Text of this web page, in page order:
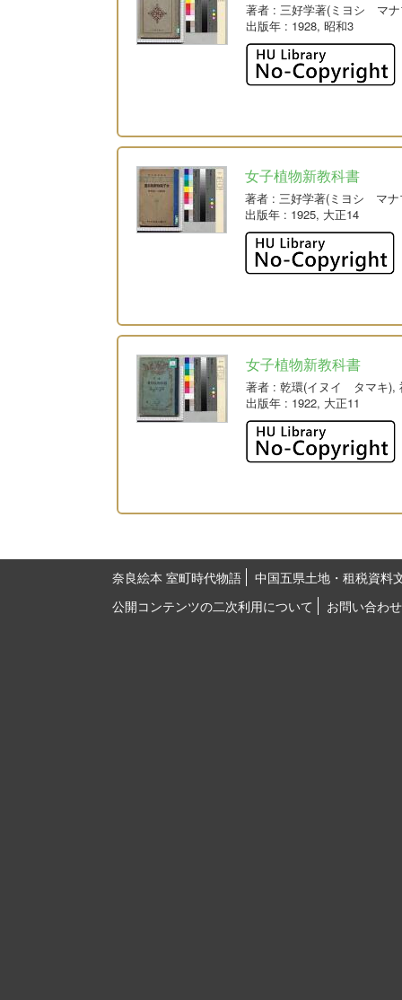
著者 : 三好学著(ミヨシ マナ
出版年 : 1928, 昭和3
女子植物新教科書
著者 : 三好学著(ミヨシ マナ
出版年 : 1925, 大正14
女子植物新教科書
著者 : 乾環(イヌイ タマキ),
出版年 : 1922, 大正11
奈良絵本 室町時代物語
中国五県土地・租税資料
公開コンテンツの二次利用について
お問い合わせ